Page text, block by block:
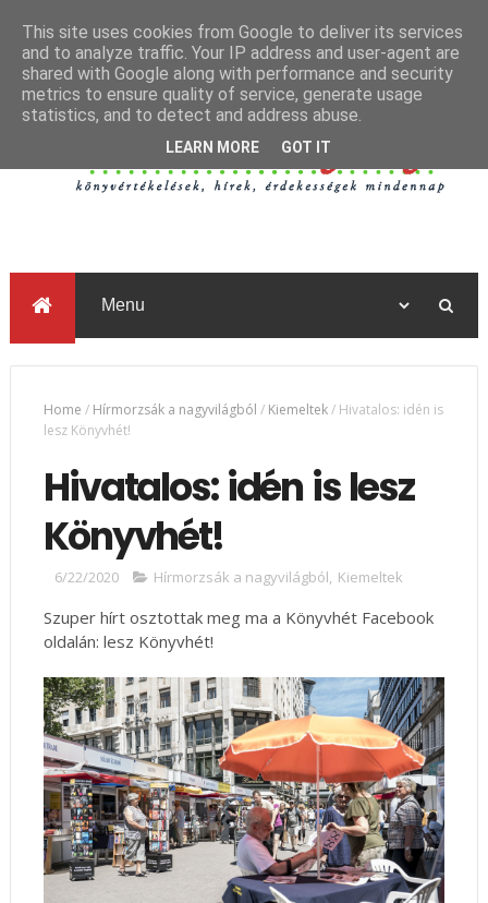
Home / Hírmorzsák a nagyvilágból / Kiemeltek/ Hivatalos: idén is
lesz Könyvhét!
Hivatalos: idén is lesz
Könyvhét!
6/22/2020 Hírmorzsák a nagyvilágból, Kiemeltek
Szuper hírt osztottak meg ma a Könyvhét Facebook
oldalán: lesz Könyvhét!
This site uses cookies from Google to deliver its services
and to analyze traffic. Your IP address and user-agent are
shared with Google along with performance and security
metrics to ensure quality of service, generate usage
statistics, and to detect and address abuse.
LEARN MORE GOT IT